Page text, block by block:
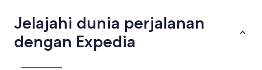
Jelajahi dunia perjalanan
dengan Expedia